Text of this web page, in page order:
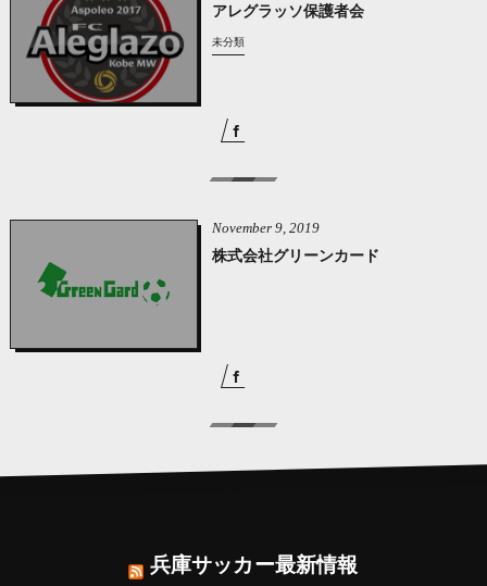
アレグラッソ保護者会
未分類
November 9,2019
株式会社グリーンカード
兵庫サッカー最新情報